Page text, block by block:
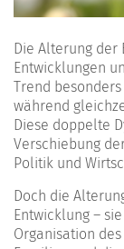
Die Alterung der
Entwicklungen
Trend
während
Diese doppelte
Verschiebung
Politik und
Doch die
Entwicklung –
Organisation